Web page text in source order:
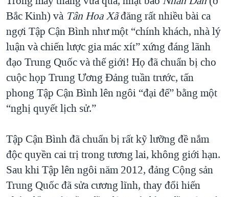
Bắc Kinh) và Tân Hoa Xãđăng rất nhiều bài ca
ngợi Tập Cận Bình như một “chính khách, nhà lý
luận và chiến lược gia mác xít” xứng đáng lãnh
đạo Trung Quốc và thế giới! Họ đã chuẩn bị cho
cuộc họp Trung Ương Đảng tuần trước, tấn
phong Tập Cận Bình lên ngôi “đại đế” bằng một
“nghị quyết lịch sử.”
Tập Cận Bình đã chuẩn bị rất kỹ lưỡng đề nắm
độc quyền cai trị trong tương lai, không giới hạn.
Sau khi Tập lên ngôi năm 2012, đảng Cộng sản
Trung Quốc đã sửa cương lĩnh, thay đổi hiến